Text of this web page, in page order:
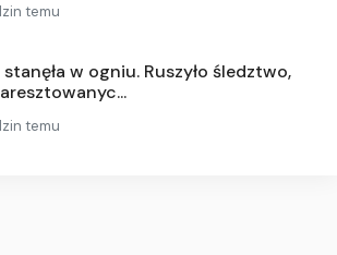
temu
w ogniu. Ruszyło śledztwo,
temu